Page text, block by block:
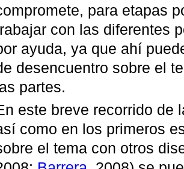
para etapas
con las diferentes
ayuda, ya que ahí
desencuentro sobre el
partes.
este breve recorrido de
como en los primeros
el tema con otros